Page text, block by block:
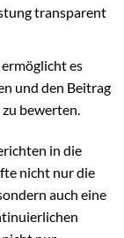
transparent
es
und den Beitrag
bewerten.
in die
nicht nur die
auch eine